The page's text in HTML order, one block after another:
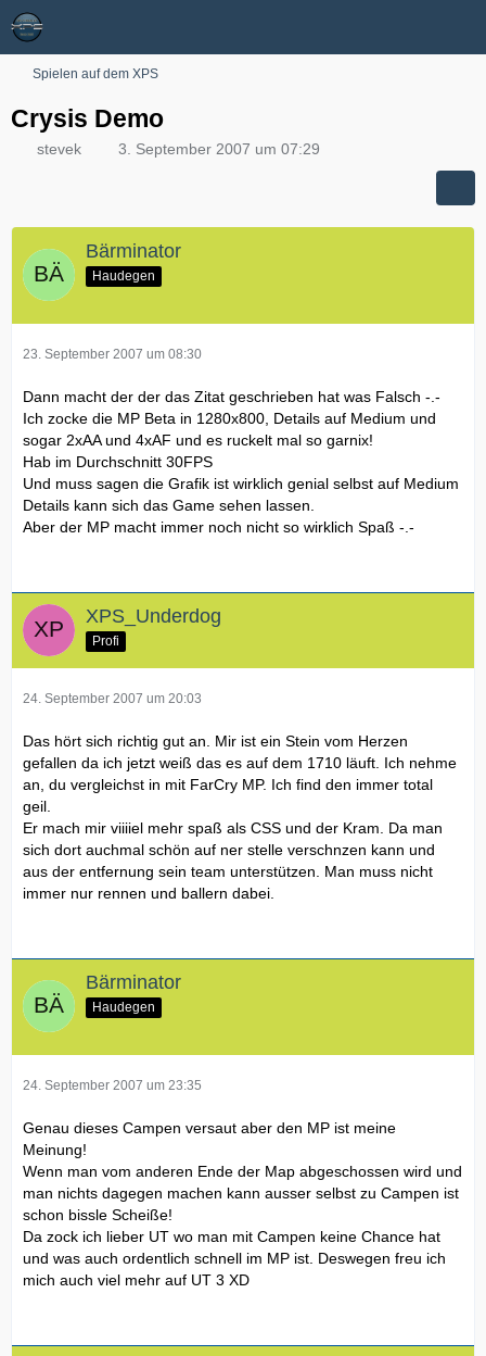
Spielen auf dem XPS
Crysis Demo
stevek 3. September 2007 um 07:29
Bärminator
Haudegen
23. September 2007 um 08:30
Dann macht der der das Zitat geschrieben hat was Falsch -.-
Ich zocke die MP Beta in 1280x800, Details auf Medium und
sogar 2xAA und 4xAF und es ruckelt mal so garnix!
Hab im Durchschnitt 30FPS
Und muss sagen die Grafik ist wirklich genial selbst auf Medium
Details kann sich das Game sehen lassen.
Aber der MP macht immer noch nicht so wirklich Spaß -.-
XPS_Underdog
Profi
24. September 2007 um 20:03
Das hört sich richtig gut an. Mir ist ein Stein vom Herzen
gefallen da ich jetzt weiß das es auf dem 1710 läuft. Ich nehme
an, du vergleichst in mit FarCry MP. Ich find den immer total
geil.
Er mach mir viiiiel mehr spaß als CSS und der Kram. Da man
sich dort auchmal schön auf ner stelle verschnzen kann und
aus der entfernung sein team unterstützen. Man muss nicht
immer nur rennen und ballern dabei.
Bärminator
Haudegen
24. September 2007 um 23:35
Genau dieses Campen versaut aber den MP ist meine
Meinung!
Wenn man vom anderen Ende der Map abgeschossen wird und
man nichts dagegen machen kann ausser selbst zu Campen ist
schon bissle Scheiße!
Da zock ich lieber UT wo man mit Campen keine Chance hat
und was auch ordentlich schnell im MP ist. Deswegen freu ich
mich auch viel mehr auf UT 3 XD